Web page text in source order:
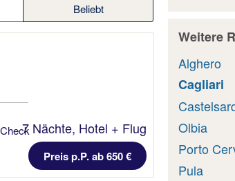
Beliebt
7 Nächte, Hotel + Flug
Preis p.P. ab 650 €
Weitere
Alghero
Cagliari
Olbia
Porto
Pula